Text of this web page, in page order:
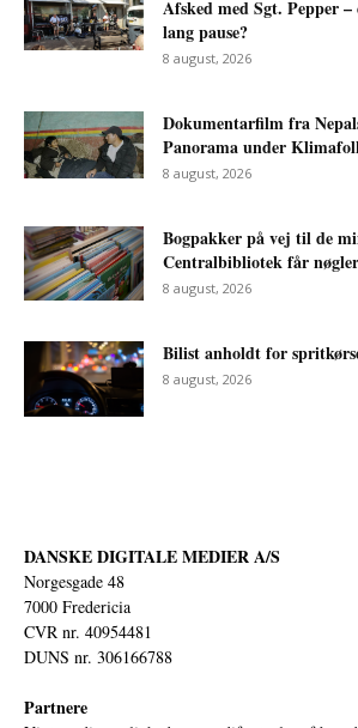
Afsked med Sgt. Pepper
lang pause?
8 august, 2026
Dokumentarfilm fra
Panorama under
8 august, 2026
Bogpakker på vej til de
Centralbibliotek får
8 august, 2026
Bilist anholdt for
8 august, 2026
DANSKE DIGITALE MEDIER A/S
Norgesgade 48
7000 Fredericia
CVR nr. 40954481
DUNS nr. 306166788
Partnere